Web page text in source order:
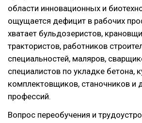
области инновационных и
ощущается дефицит в рабочих
хватает бульдозеристов,
трактористов, работников
специальностей, маляров,
специалистов по укладке бетона,
комплектовщиков, станочников и
профессий.
Вопрос переобучения и